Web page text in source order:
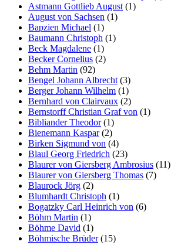
Astmann Gottlieb August (1)
August von Sachsen (1)
Bapzien Michael (1)
Baumann Christoph (1)
Beck Magdalene (1)
Becker Cornelius (2)
Behm Martin (92)
Bengel Johann Albrecht (3)
Berger Johann Wilhelm (1)
Bernhard von Clairvaux (2)
Bernstorff Christian Graf von (1)
Bibliander Theodor(1)
Bienemann Kaspar(2)
Birken Sigmund von (4)
Blaul Georg Friedrich (23)
Blaurer von Giersberg Ambrosius (11)
Blaurer von Giersberg Thomas (7)
Blaurock Jörg (2)
Blumhardt Christoph (1)
Bogatzky Carl Heinrich von (6)
Böhm Martin (1)
Böhme David (1)
Böhmische Brüder(15)